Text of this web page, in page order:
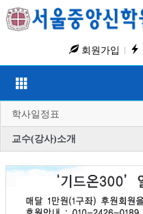
회원가입
학사일정표
교수(강사)소개